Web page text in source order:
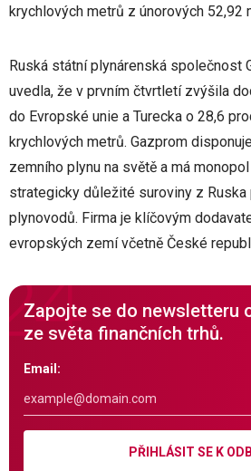
krychlových metrů z únorových 52,92
Ruská státní plynárenská společnost
uvedla, že v prvním čtvrtletí zvýšila
do Evropské unie a Turecka o 28,6
krychlových metrů. Gazprom
zemního plynu na světě a má
strategicky důležité suroviny z
plynovodů. Firma je klíčovým
evropských zemí včetně České
Zapojte se do newsletteru
ze světa finančních trhů.
Email:
PŘIHLÁSIT SE K